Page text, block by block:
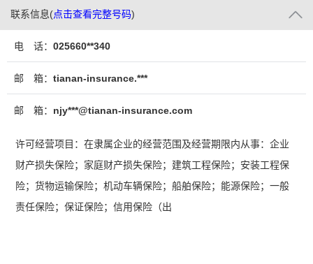
联系信息(点击查看完整号码)
电 话： 025660**340
邮 箱： tianan-insurance.***
邮 箱： njy***@tianan-insurance.com
许可经营项目：在隶属企业的经营范围及经营期限内从事：企业
财产损失保险；家庭财产损失保险；建筑工程保险；安装工程保
险；货物运输保险；机动车辆保险；船舶保险；能源保险；一般
责任保险；保证保险；信用保险（出